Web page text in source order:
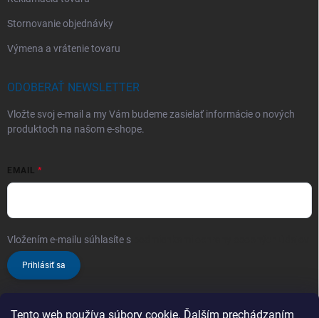
Tento web používa súbory cookie. Ďalším prechádzaním
Stornovanie objednávky
Výmena a vrátenie tovaru
ODOBERAŤ NEWSLETTER
Vložte svoj e-mail a my Vám budeme zasielať informácie o nových
produktoch na našom e-shope.
EMAIL
Vložením e-mailu súhlasíte s
Prihlásiť sa